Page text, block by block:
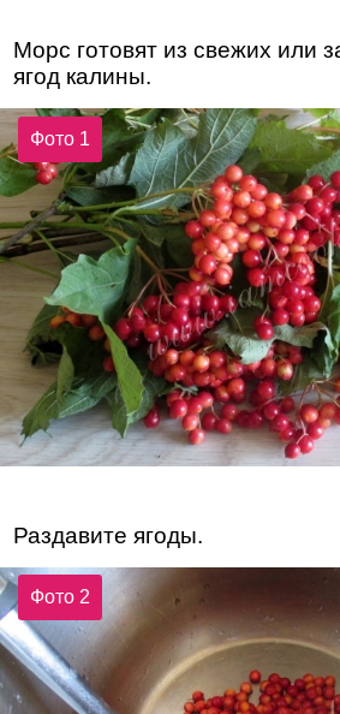
Морс готовят из свежих или
ягод калины.
Фото 1
Раздавите ягоды.
Фото 2